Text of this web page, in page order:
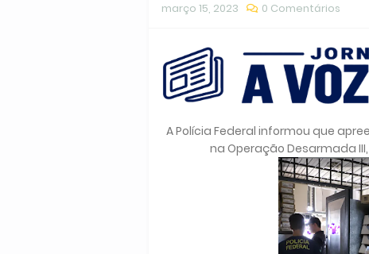
março 15, 2023 0 Comentários
A Polícia Federal informou que
na Operação Desarmada